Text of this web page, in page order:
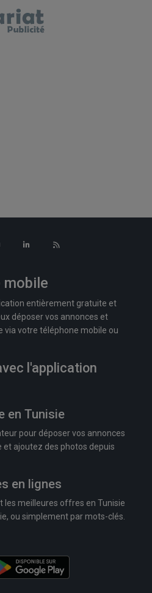
mobile
entièrement gratuite et
déposer vos annonces et
via votre téléphone mobile ou
l'application
en Tunisie
pour déposer vos annonces
et ajoutez des photos depuis
en lignes
les meilleures offres en Tunisie
ou simplement par mots-clés.